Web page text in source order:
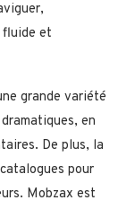
fluide et
grande variété
en
De plus, la
pour
Mobzax est